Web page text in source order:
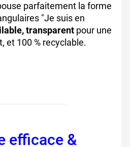
parfaitement la forme
"Je suis en
transparent pour une
et 100 % recyclable.
efficace &